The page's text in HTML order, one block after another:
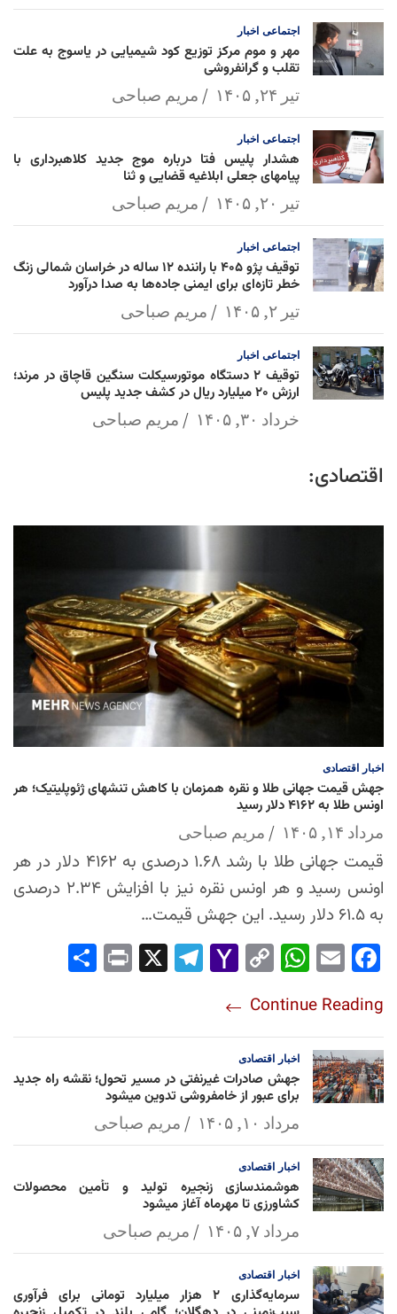
p
k
l
اجتماعی اخبار
مهر و موم مرکز توزیع کود شیمیایی در یاسوج به علت
تقلب و گرانفروشی
تیر ۲۴, ۱۴۰۵ مریم صباحی
اجتماعی اخبار
هشدار پلیس فتا درباره موج جدید کلاهبرداری با
پیامهای جعلی ابلاغیه قضایی و ثنا
تیر ۲۰, ۱۴۰۵ مریم صباحی
اجتماعی اخبار
توقیف پژو ۴۰۵ با راننده ۱۲ ساله در خراسان شمالی زنگ
خطر تازه‌ای برای ایمنی جاده‌ها به صدا درآورد
تیر ۲, ۱۴۰۵ مریم صباحی
اجتماعی اخبار
توقیف ۲ دستگاه موتورسیکلت سنگین قاچاق در مرند؛
ارزش ۲۰ میلیارد ریال در کشف جدید پلیس
خرداد ۳۰, ۱۴۰۵ مریم صباحی
اقتصادی:
اخبار اقتصادی
جهش قیمت جهانی طلا و نقره همزمان با کاهش تنشهای ژئوپلیتیک؛ هر
اونس طلا به ۴۱۶۲ دلار رسید
مرداد ۱۴, ۱۴۰۵ مریم صباحی
قیمت جهانی طلا با رشد ۱.۶۸ درصدی به ۴۱۶۲ دلار در هر
اونس رسید و هر اونس نقره نیز با افزایش ۲.۳۴ درصدی
به ۶۱.۵ دلار رسید. این جهش قیمت…
Fac
ok
Em
Wh
Ap
p
Co
Lin
k
Yah
l
Tel
Pri
Continue Reading
اخبار اقتصادی
جهش صادرات غیرنفتی در مسیر تحول؛ نقشه راه جدید
برای عبور از خامفروشی تدوین میشود
مرداد ۱۰, ۱۴۰۵ مریم صباحی
اخبار اقتصادی
هوشمندسازی زنجیره تولید و تأمین محصولات
کشاورزی تا مهرماه آغاز میشود
مرداد ۷, ۱۴۰۵ مریم صباحی
اخبار اقتصادی
سرمایه‌گذاری ۲ هزار میلیارد تومانی برای فرآوری